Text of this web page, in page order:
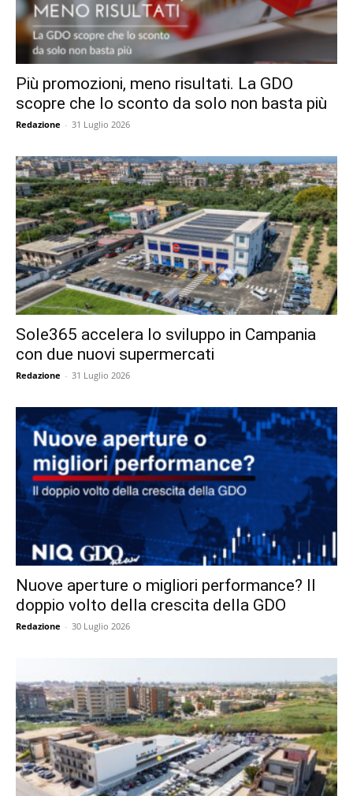
Più promozioni, meno risultati. La GDO
scopre che lo sconto da solo non basta più
Redazione - 31 Luglio 2026
Sole365 accelera lo sviluppo in Campania
con due nuovi supermercati
Redazione - 31 Luglio 2026
Nuove aperture o migliori performance? Il
doppio volto della crescita della GDO
Redazione - 30 Luglio 2026